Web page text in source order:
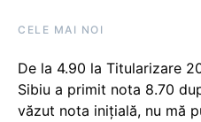
CELE MAI NOI
De la 4.90 la Titularizare
Sibiu a primit nota 8.70
văzut nota inițială, nu mă